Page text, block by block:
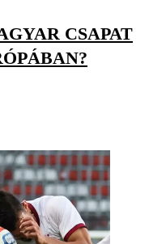
CSAPAT